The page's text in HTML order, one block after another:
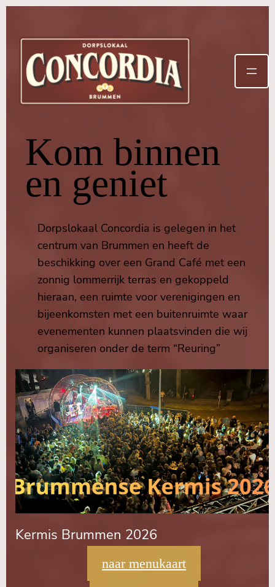
Kom binnen
en geniet
Dorpslokaal Concordia is gelegen in het
centrum van Brummen en heeft de
beschikking over een Grand Café met een
zonnig lommerrijk terras en gekoppeld
hieraan, een ruimte voor verenigingen en
bijeenkomsten met een buitenruimte waar
evenementen kunnen plaatsvinden die wij
organiseren onder de term “Reuring”
Kermis Brummen 2026
naar menukaart